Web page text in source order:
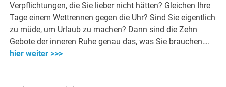
Verpflichtungen, die Sie lieber nicht hätten? Gleichen Ihre
Tage einem Wettrennen gegen die Uhr? Sind Sie eigentlich
zu müde, um Urlaub zu machen? Dann sind die Zehn
Gebote der inneren Ruhe genau das, was Sie brauchen….
hier weiter >>>